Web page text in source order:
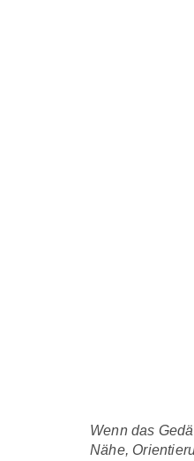
Wenn das
Nähe,